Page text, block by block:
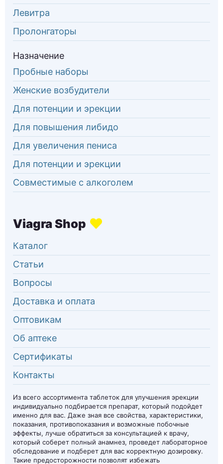
Левитра
Пролонгаторы
Назначение
Пробные наборы
Женские возбудители
Для потенции и эрекции
Для повышения либидо
Для увеличения пениса
Для потенции и эрекции
Совместимые с алкоголем
Каталог
Статьи
Вопросы
Доставка и оплата
Оптовикам
Об аптеке
Сертификаты
Контакты
Из всего ассортимента таблеток для улучшения эрекции
индивидуально подбирается препарат, который подойдет
именно для вас. Даже зная все свойства, характеристики,
показания, противопоказания и возможные побочные
эффекты, лучше обратиться за консультацией к врачу,
который соберет полный анамнез, проведет лабораторное
обследование и подберет для вас корректную дозировку.
Такие предосторожности позволят избежать